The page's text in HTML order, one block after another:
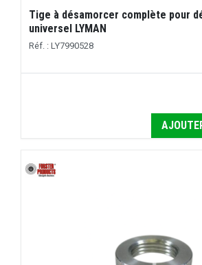
Tige à désamorcer complète pour
universel LYMAN
Réf. : LY7990528